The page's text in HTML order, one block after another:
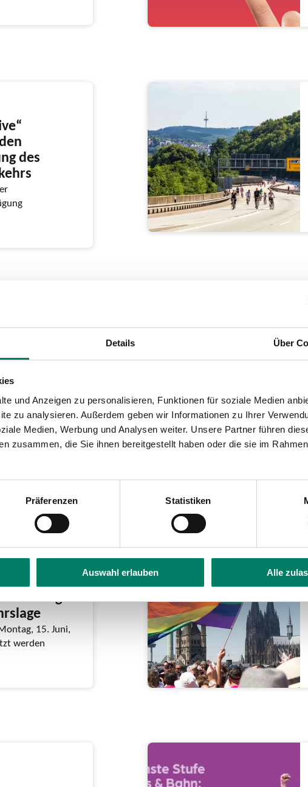
Details Über
und Anzeigen zu personalisieren, Funktionen für soziale Medien
zu analysieren. Außerdem geben wir Informationen zu Ihrer
Medien, Werbung und Analysen weiter. Unsere Partner führen
zusammen, die Sie ihnen bereitgestellt haben oder die sie im
Präferenzen Statistiken
Auswahl erlauben Alle
des
beim
“Wir
15. Juni,
werden